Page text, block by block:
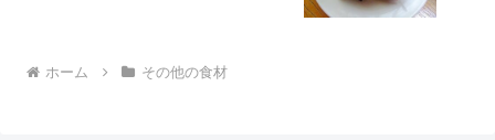
ホーム その他の食材